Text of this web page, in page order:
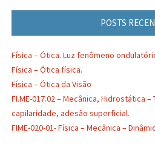
POSTS
Física – Ótica. Luz fenômeno
Física – Ótica física.
Física – Ótica da Visão
FI.ME-017.02 – Mecânica, Hidrostática
capilaridade, adesão superficial.
FIME-020-01- Física – Mecânica –